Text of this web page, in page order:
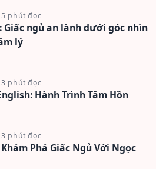
phút đọc
Giấc ngủ an lành dưới góc nhìn
lý
phút đọc
Hành Trình Tâm Hồn
phút đọc
Phá Giấc Ngủ Với Ngọc